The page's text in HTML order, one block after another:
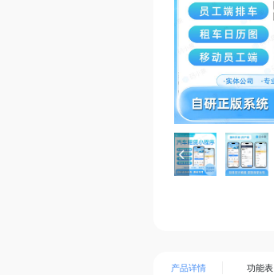
产品详情 功能表